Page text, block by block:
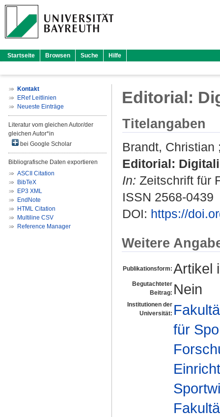
Startseite Browsen Suche Hilfe
Kontakt
ERef Leitlinien
Neueste Einträge
Literatur vom gleichen Autor/der
gleichen Autor*in
bei Google Scholar
Bibliografische Daten exportieren
ASCII Citation
BibTeX
EP3 XML
EndNote
HTML Citation
Multiline CSV
Reference Manager
Editorial:
Titelangaben
Brandt, Christian
Editorial:
In: Zeitschrift für
ISSN 2568-0439
DOI: https://
Weitere
Publikationsform: Artikel
Begutachteter
Beitrag: Nein
Institutionen der
Universität:
für